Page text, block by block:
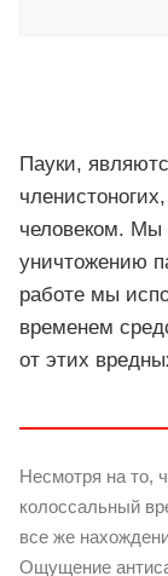
Пауки,
человеком. Мы
уничтожению
работе мы
временем
от этих
Несмотря на то,
колоссальный
все же
Ощущение